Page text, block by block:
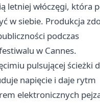
letniej włóczęgi, która
w siebie. Produkcja
podczas
w Cannes.
pulsującej ścieżki
napięcie i daje rytm
elektronicznych